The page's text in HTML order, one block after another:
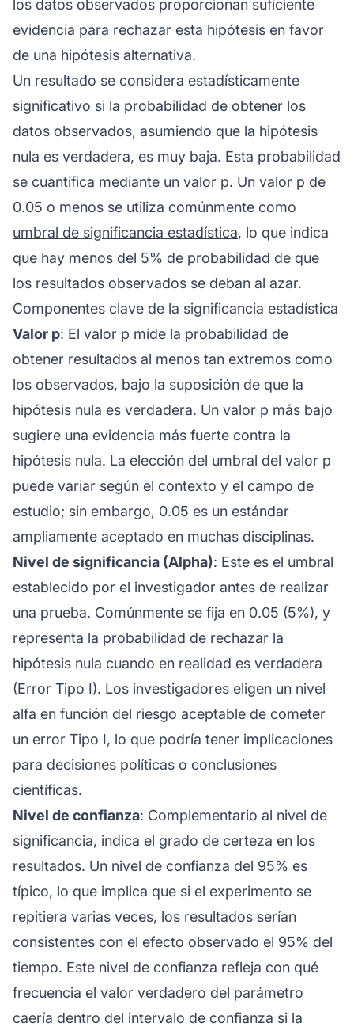
los datos observados proporcionan suficiente
evidencia para rechazar esta hipótesis en favor
de una hipótesis alternativa.
Un resultado se considera estadísticamente
significativo si la probabilidad de obtener los
datos observados, asumiendo que la hipótesis
nula es verdadera, es muy baja. Esta probabilidad
se cuantifica mediante un valor p. Un valor p de
0.05 o menos se utiliza comúnmente como
umbral de significancia estadística, lo que indica
que hay menos del 5% de probabilidad de que
los resultados observados se deban al azar.
Componentes clave de la significancia estadística
Valor p: El valor p mide la probabilidad de
obtener resultados al menos tan extremos como
los observados, bajo la suposición de que la
hipótesis nula es verdadera. Un valor p más bajo
sugiere una evidencia más fuerte contra la
hipótesis nula. La elección del umbral del valor p
puede variar según el contexto y el campo de
estudio; sin embargo, 0.05 es un estándar
ampliamente aceptado en muchas disciplinas.
Nivel de significancia (Alpha): Este es el umbral
establecido por el investigador antes de realizar
una prueba. Comúnmente se fija en 0.05 (5%), y
representa la probabilidad de rechazar la
hipótesis nula cuando en realidad es verdadera
(Error Tipo I). Los investigadores eligen un nivel
alfa en función del riesgo aceptable de cometer
un error Tipo I, lo que podría tener implicaciones
para decisiones políticas o conclusiones
científicas.
Nivel de confianza: Complementario al nivel de
significancia, indica el grado de certeza en los
resultados. Un nivel de confianza del 95% es
típico, lo que implica que si el experimento se
repitiera varias veces, los resultados serían
consistentes con el efecto observado el 95% del
tiempo. Este nivel de confianza refleja con qué
frecuencia el valor verdadero del parámetro
caería dentro del intervalo de confianza si la